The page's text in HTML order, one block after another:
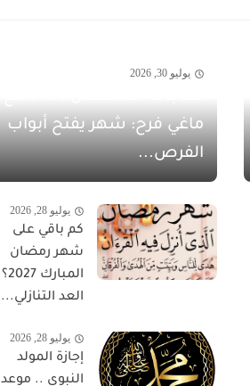
يوليو 30, 2026
ماغي فرح: شهر يفتح أبواب
الفرص...
يوليو 28, 2026
كم باقي على
شهر رمضان
المبارك 2027؟
العد التنازلي...
يوليو 28, 2026
إجازة المولد
النبوي .. موعد